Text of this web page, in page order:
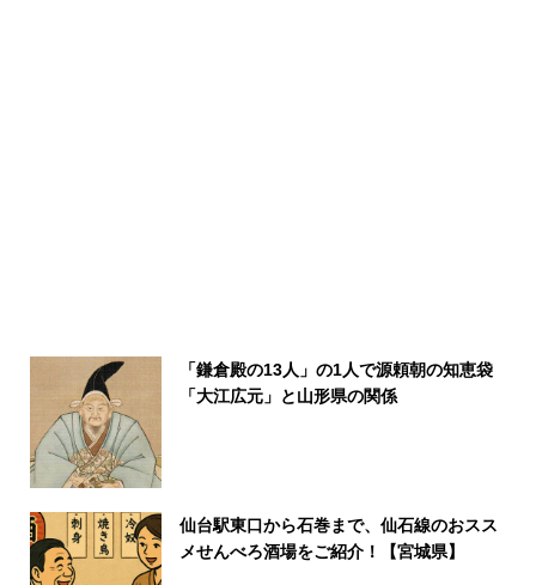
「鎌倉殿の13人」の1人で源頼朝の知恵袋
「大江広元」と山形県の関係
仙台駅東口から石巻まで、仙石線のおスス
メせんべろ酒場をご紹介！【宮城県】